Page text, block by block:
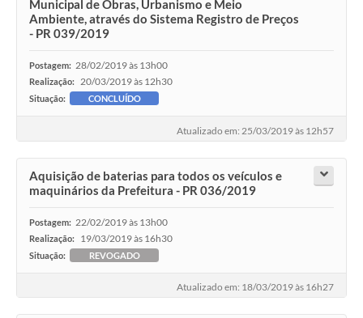
Municipal de Obras, Urbanismo e Meio
Ambiente, através do Sistema Registro de Preços
- PR 039/2019
Postagem: 28/02/2019 às 13h00
Realização: 20/03/2019 às 12h30
Situação: CONCLUÍDO
Atualizado em: 25/03/2019 às 12h57
Aquisição de baterias para todos os veículos e
maquinários da Prefeitura - PR 036/2019
Postagem: 22/02/2019 às 13h00
Realização: 19/03/2019 às 16h30
Situação: REVOGADO
Atualizado em: 18/03/2019 às 16h27